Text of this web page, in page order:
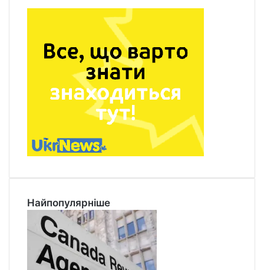
Найпопулярніше